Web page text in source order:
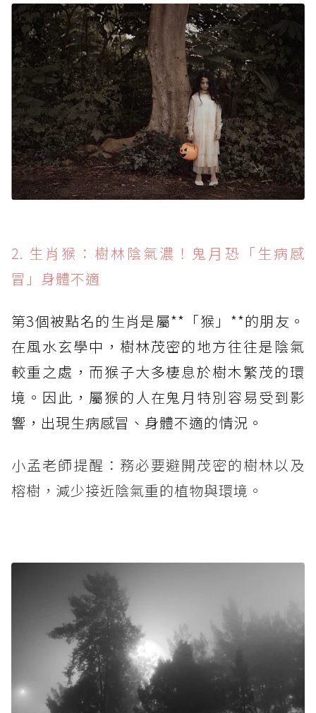
2. 生肖猴：樹林陰氣濃！鬼月恐「生病感
冒」身體不適
第3個被點名的生肖是屬**「猴」**的朋友。
在風水玄學中，樹林茂密的地方往往是陰氣
較重之處，而猴子大多棲息於樹木繁茂的環
境。因此，屬猴的人在鬼月特別容易受到影
響，出現生病感冒、身體不適的情況。
小孟老師提醒：務必要避開茂密的樹林以及
榕樹，減少接近陰氣重的植物與環境。